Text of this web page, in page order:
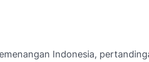
Indonesia,